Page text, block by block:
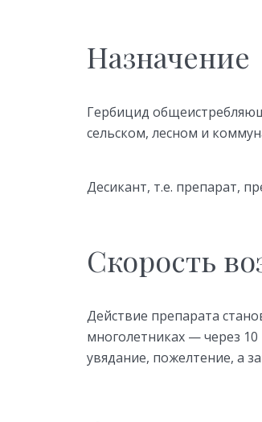
Назначение
Гербицид
сельском, лесном и
Десикант, т.е. препарат,
Скорость
Действие препарата
многолетниках — через
увядание, пожелтение, а